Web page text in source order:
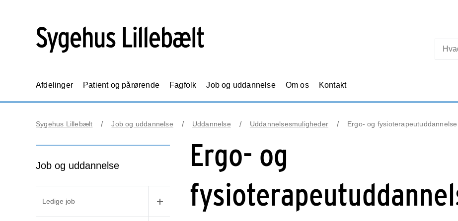
Afdelinger Patient og pårørende Fagfolk Job og uddannelse Om os Kontakt
Sygehus Lillebælt Job og uddannelse Uddannelse Uddannelsesmuligheder Ergo- og fysioterapeutuddannelse
Job og uddannelse
Ledige job
Ergo- og